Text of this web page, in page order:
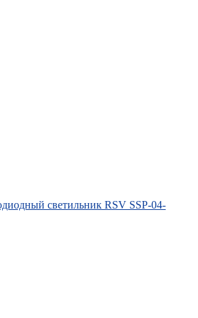
светильник RSV SSP-04-